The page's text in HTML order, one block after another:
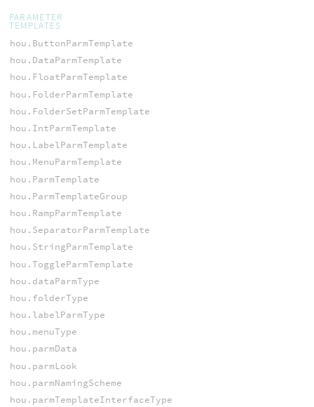
PARAMETER
TEMPLATES
hou.ButtonParmTemplate
hou.DataParmTemplate
hou.FloatParmTemplate
hou.FolderParmTemplate
hou.FolderSetParmTemplate
hou.IntParmTemplate
hou.LabelParmTemplate
hou.MenuParmTemplate
hou.ParmTemplate
hou.ParmTemplateGroup
hou.RampParmTemplate
hou.SeparatorParmTemplate
hou.StringParmTemplate
hou.ToggleParmTemplate
hou.dataParmType
hou.folderType
hou.labelParmType
hou.menuType
hou.parmData
hou.parmLook
hou.parmNamingScheme
hou.parmTemplateInterfaceType